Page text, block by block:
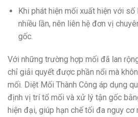
Khi phát hiện mối xuất hiện với
nhiều lần, nên liên hệ đơn vị
gốc.
Với những trường hợp mối đã lan
chỉ giải quyết được phần nổi mà
mối. Diệt Mối Thành Công áp dụng
định vị trí tổ mối và xử lý tận gốc
hiện đại, giúp hạn chế tối đa nguy